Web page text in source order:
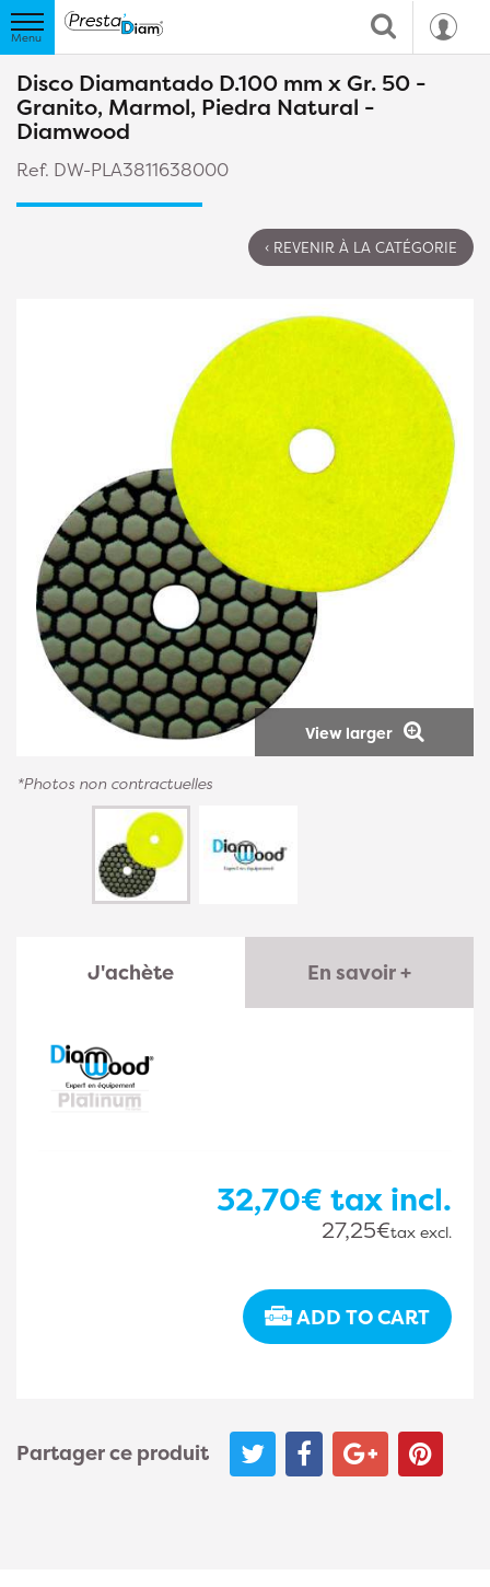
Disco Diamantado D.100 mm x Gr. 50 -
Granito, Marmol, Piedra Natural -
Diamwood
Ref. DW-PLA3811638000
‹ REVENIR À LA CATÉGORIE
View larger
*Photos non contractuelles
J'achète En savoir +
32,70€ tax incl.
27,25€tax excl.
ADD TO CART
Partager ce produit